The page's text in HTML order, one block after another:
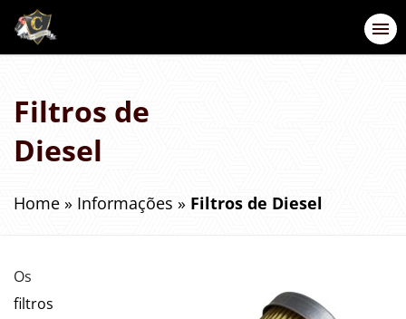
Filtros de
Diesel
Home » Informações » Filtros de Diesel
Os
filtros